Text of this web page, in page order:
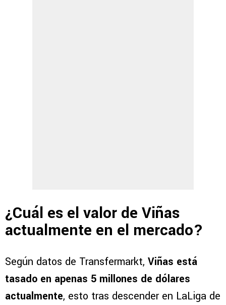
¿Cuál es el valor de Viñas
actualmente en el mercado?
Según datos de Transfermarkt, Viñas está
tasado en apenas 5 millones de dólares
actualmente, esto tras descender en LaLiga de